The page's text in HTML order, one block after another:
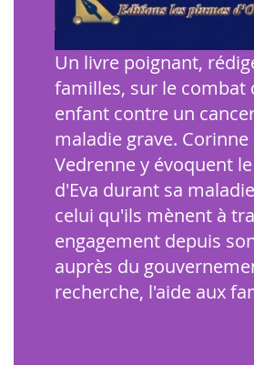
Un livre poignant,
familles, sur le combat
enfant contre un
maladie grave.
Vedrenne y évoquent
d'Eva durant sa
celui qu'ils mènent à
engagement depuis
auprès du
recherche, l'aide aux